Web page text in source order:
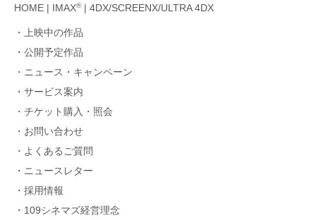
HOME IMAX®| 4DX/SCREENX/ULTRA 4DX
上映中の作品
公開予定作品
ニュース・キャンペーン
サービス案内
チケット購入・照会
お問い合わせ
よくあるご質問
ニュースレター
採用情報
109シネマズ経営理念